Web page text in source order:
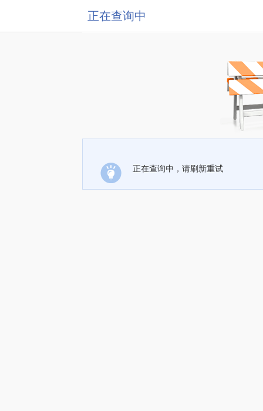
正在查询中
正在查询中，请刷新重试